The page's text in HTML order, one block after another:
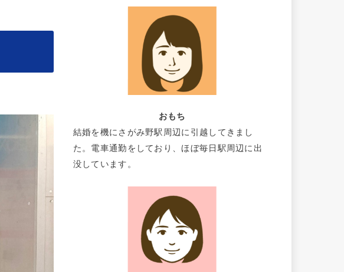
おもち
結婚を機にさがみ野駅周辺に引越してきまし
た。電車通勤をしており、ほぼ毎日駅周辺に出
没しています。